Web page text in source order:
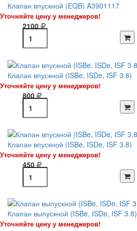
Клапан впускной (EQB) A3901117
Уточняйте цену у менеджеров!
2100
Клапан впускной (ISBe, ISDe, ISF 3.8)
Уточняйте цену у менеджеров!
800
Клапан впускной (ISBe, ISDe, ISF 3.8)
Уточняйте цену у менеджеров!
450
Клапан выпускной (ISBe, ISDe, ISF 3.8)
Уточняйте цену у менеджеров!